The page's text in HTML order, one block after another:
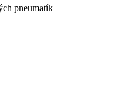
pneumatík